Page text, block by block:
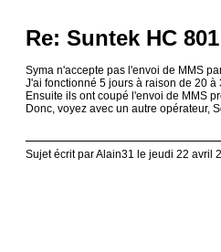
Re: Suntek HC
Syma n'accepte pas l'envoi de MMS
J'ai fonctionné 5 jours à raison de 20 à
Ensuite ils ont coupé l'envoi de MMS
Donc, voyez avec un autre opérateur,
Sujet écrit par Alain31 le jeudi 22 avril